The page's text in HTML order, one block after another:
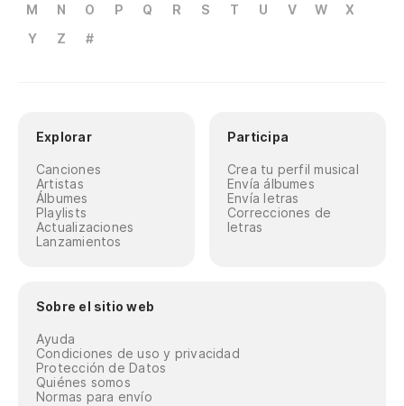
M
N O P Q R S T U V W
X
Y
Z #
Explorar
Canciones
Artistas
Álbumes
Playlists
Actualizaciones
Lanzamientos
Participa
Crea tu perfil musical
Envía álbumes
Envía letras
Correcciones de
letras
Sobre el sitio web
Ayuda
Condiciones de uso y privacidad
Protección de Datos
Quiénes somos
Normas para envío